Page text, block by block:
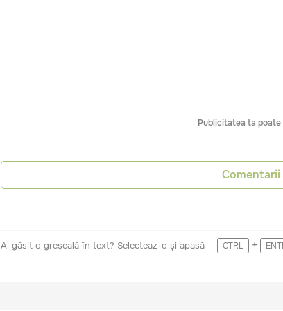
Publicitatea ta
Comentarii
Ai găsit o greșeală în text? Selecteaz-o și apasă CTRL +